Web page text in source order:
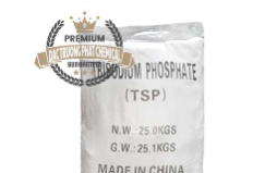
Phosphate Trung Quốc China